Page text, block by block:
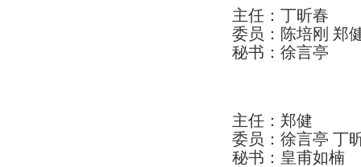
主任：丁昕春
委员：陈培刚 郑
秘书：徐言亭
主任：郑健
委员：徐言亭 丁
秘书：皇甫如楠